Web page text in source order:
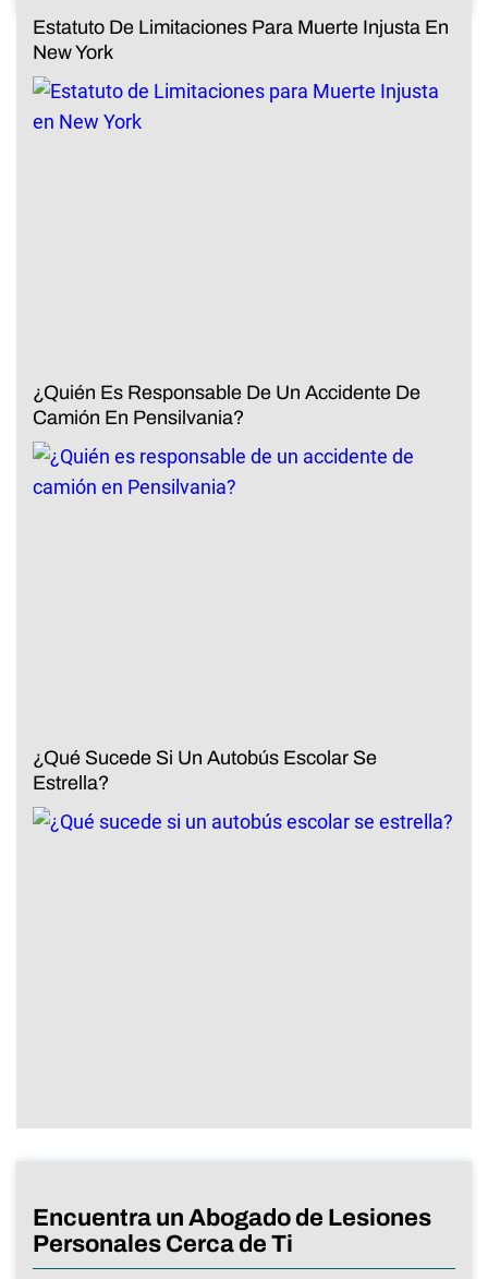
Estatuto De Limitaciones Para Muerte Injusta En
New York
¿Quién Es Responsable De Un Accidente De
Camión En Pensilvania?
¿Qué Sucede Si Un Autobús Escolar Se
Estrella?
Encuentra un Abogado de Lesiones
Personales Cerca de Ti